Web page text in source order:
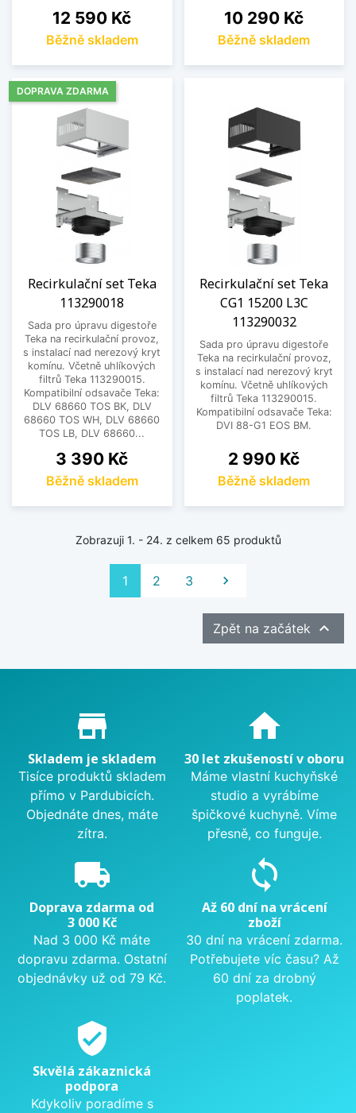
Cena
12 590 Kč
Běžně skladem
Cena
10 290 Kč
Běžně skladem
Recirkulační set Teka
113290018
Sada pro úpravu digestoře
Teka na recirkulační provoz,
s instalací nad nerezový kryt
komínu. Včetně uhlíkových
filtrů Teka 113290015.
Kompatibilní odsavače Teka:
DLV 68660 TOS BK, DLV
68660 TOS WH, DLV 68660
TOS LB, DLV 68660...
Cena
3 390 Kč
Běžně skladem
DOPRAVA ZDARMA
Recirkulační set Teka
CG1 15200 L3C
113290032
Sada pro úpravu digestoře
Teka na recirkulační provoz,
s instalací nad nerezový kryt
komínu. Včetně uhlíkových
filtrů Teka 113290015.
Kompatibilní odsavače Teka:
DVI 88-G1 EOS BM.
Cena
2 990 Kč
Běžně skladem
Zobrazuji 1. - 24. z celkem 65 produktů
1 2 3 Další

Zpět na začátek 
Proč nakupovat u nás?
store_mall_directory
Skladem je skladem
Tisíce produktů skladem
přímo v Pardubicích.
Objednáte dnes, máte
zítra.
home
30 let zkušeností v oboru
Máme vlastní kuchyňské
studio a vyrábíme
špičkové kuchyně. Víme
přesně, co funguje.
local_shipping
Doprava zdarma od
3 000 Kč
Nad 3 000 Kč máte
dopravu zdarma. Ostatní
objednávky už od 79 Kč.
sync
Až 60 dní na vrácení
zboží
30 dní na vrácení zdarma.
Potřebujete víc času? Až
60 dní za drobný
poplatek.
verified_user
Skvělá zákaznická
podpora
Kdykoliv poradíme s